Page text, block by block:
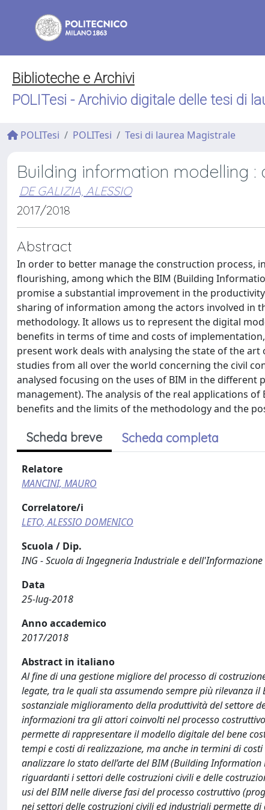
Biblioteche e Archivi
POLITesi - Archivio digitale delle tesi di
POLITesi POLITesi Tesi di laurea Magistrale
Building information modelling
DE GALIZIA, ALESSIO
2017/2018
Abstract
In order to better manage the construction process,
flourishing, among which the BIM (Building
promise a substantial improvement in the
sharing of information among the actors involved in
methodology. It allows us to represent the digital
benefits in terms of time and costs of
present work deals with analysing the state of the
studies from all over the world concerning the civil
analysed focusing on the uses of BIM in the
management). The analysis of the real applications
benefits and the limits of the methodology and the
Scheda breve Scheda completa
Relatore
MANCINI, MAURO
Correlatore/i
LETO, ALESSIO DOMENICO
Scuola / Dip.
ING - Scuola di Ingegneria Industriale e dell'Informazione
Data
25-lug-2018
Anno accademico
2017/2018
Abstract in italiano
Al fine di una gestione migliore del processo di
legate, tra le quali sta assumendo sempre più rilevanza
sostanziale miglioramento della produttività del settore
informazioni tra gli attori coinvolti nel processo
permette di rappresentare il modello digitale del bene
tempi e costi di realizzazione, ma anche in termini di
analizzare lo stato dell’arte del BIM (Building
riguardanti i settori delle costruzioni civili e delle
usi del BIM nelle diverse fasi del processo costruttivo
nei settori delle costruzioni civili ed industriali permette